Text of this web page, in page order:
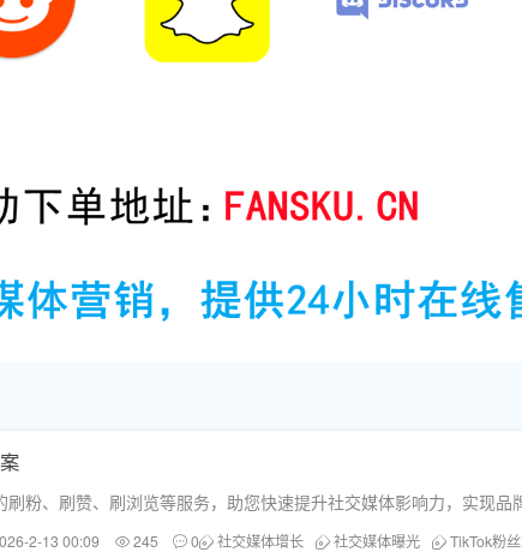
粉、刷赞、刷浏览等服务，助您快速提升社交媒体影响力，实现品
2-13 00:09 245 0 社交媒体增长 社交媒体曝光 TikTok粉